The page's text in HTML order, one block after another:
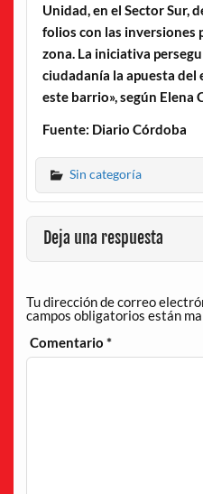
Unidad, en el Sector Sur,
folios con las inversiones
zona. La iniciativa
ciudadanía la apuesta
este barrio», según Elena
Fuente: Diario Córdoba
Sin categoría
Deja una respuesta
Tu dirección de correo
campos obligatorios están
Comentario*